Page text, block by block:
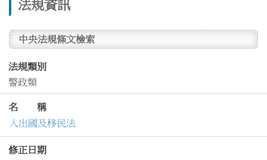
法規資訊
中央法規條文檢索
法規類別
警政類
名 稱
入出國及移民法
修正日期